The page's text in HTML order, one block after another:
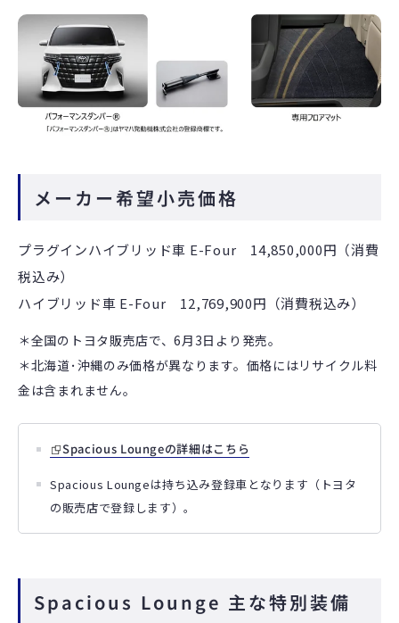
メーカー希望小売価格
プラグインハイブリッド車 E-Four 14,850,000円（消費
税込み）
ハイブリッド車 E-Four
12,769,900円（消費税込み）
＊全国のトヨタ販売店で、6月3日より発売。
＊北海道･沖縄のみ価格が異なります。価格にはリサイクル料
金は含まれません｡
Spacious Loungeの詳細はこちら
Spacious Loungeは持ち込み登録車となります（トヨタ
の販売店で登録します）。
Spacious Lounge 主な特別装備